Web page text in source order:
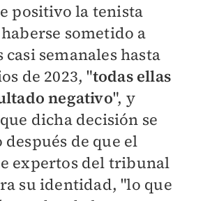
positivo la tenista
sometido a
casi semanales hasta
de 2023, "todas ellas
negativo", y
dicha decisión se
de que el
expertos del tribunal
su identidad, "lo que